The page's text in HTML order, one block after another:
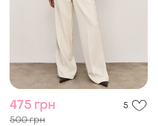
475 грн 5
500 грн